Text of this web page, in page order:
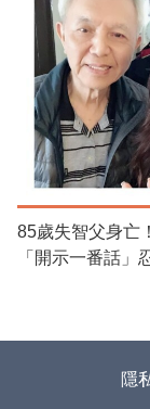
85歲失智父身亡
「開示一番話」
隱